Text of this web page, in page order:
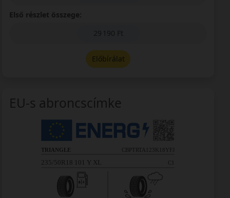
Első részlet összege:
29 190 Ft
Előbírálat
EU-s abroncscímke